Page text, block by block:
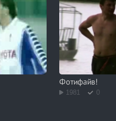
Фотифайв!
1981 0